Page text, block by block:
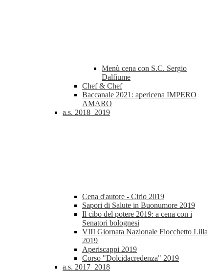
Menù cena con S.C. Sergio
Dalfiume
Chef & Chef
Baccanale 2021: apericena IMPERO
AMARO
a.s. 2018_2019
Cena d'autore - Cirio 2019
Sapori di Salute in Buonumore 2019
Il cibo del potere 2019: a cena con i
Senatori bolognesi
VIII Giornata Nazionale Fiocchetto Lilla
2019
Aperiscappi 2019
Corso "Dolcidacredenza" 2019
a.s. 2017_2018